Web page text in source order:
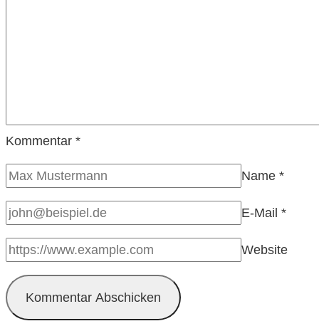
Kommentar *
Name *
E-Mail *
Website